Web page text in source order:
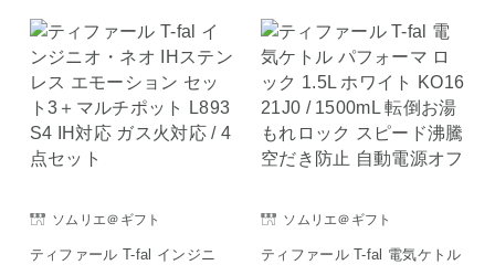
ソムリエ＠ギフト
ティファール T-fal インジニ
ソムリエ＠ギフト
ティファール T-fal 電気ケトル